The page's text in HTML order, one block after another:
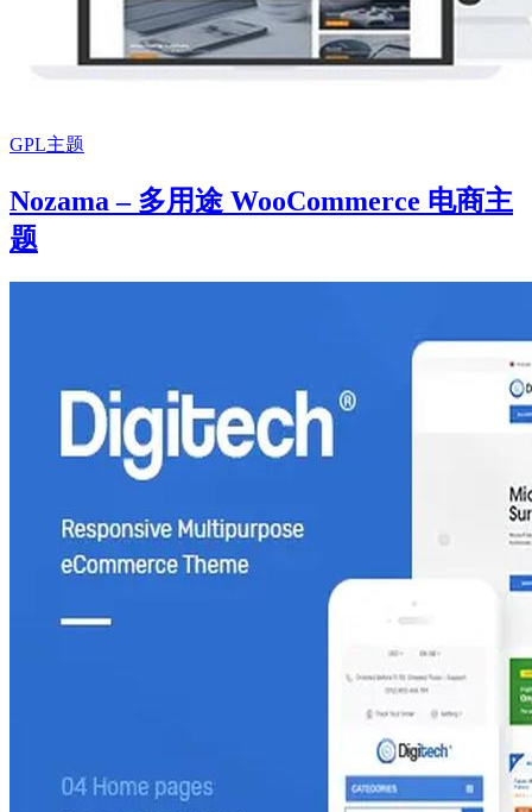
GPL主题
Nozama – 多用途 WooCommerce 电商主
题